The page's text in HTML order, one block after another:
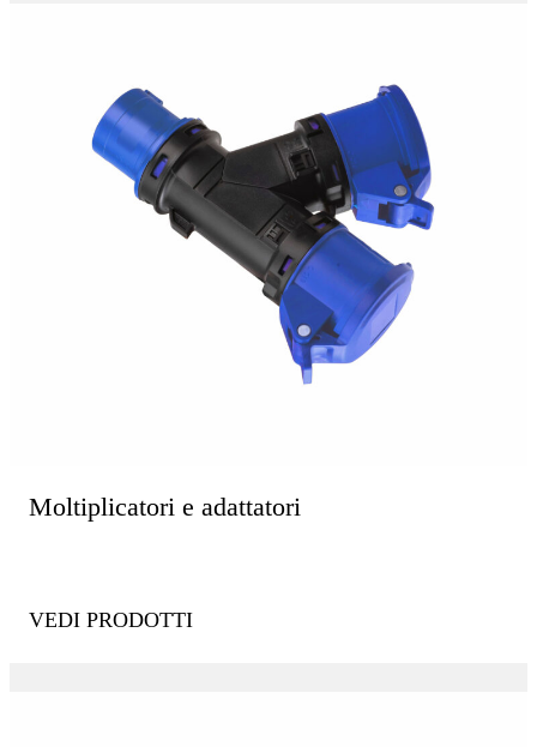
Moltiplicatori e adattatori
VEDI PRODOTTI